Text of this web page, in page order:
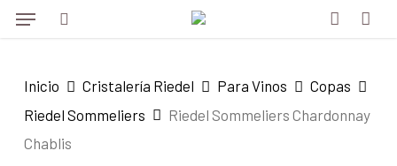
Skip
content
Menu
Inicio Cristalería Riedel Para Vinos
Copas
Riedel Sommeliers
Riedel Sommeliers Chardonnay
Chablis